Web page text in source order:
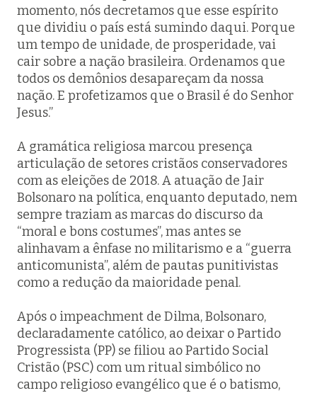
momento, nós decretamos que esse espírito
que dividiu o país está sumindo daqui. Porque
um tempo de unidade, de prosperidade, vai
cair sobre a nação brasileira. Ordenamos que
todos os demônios desapareçam da nossa
nação. E profetizamos que o Brasil é do Senhor
Jesus.”
A gramática religiosa marcou presença
articulação de setores cristãos conservadores
com as eleições de 2018. A atuação de Jair
Bolsonaro na política, enquanto deputado, nem
sempre traziam as marcas do discurso da
“moral e bons costumes”, mas antes se
alinhavam a ênfase no militarismo e a “guerra
anticomunista”, além de pautas punitivistas
como a redução da maioridade penal.
Após o impeachment de Dilma, Bolsonaro,
declaradamente católico, ao deixar o Partido
Progressista (PP) se filiou ao Partido Social
Cristão (PSC) com um ritual simbólico no
campo religioso evangélico que é o batismo,